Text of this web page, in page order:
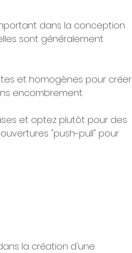
dans la conception
sont généralement
et homogènes pour créer
encombrement.
et optez plutôt pour des
"push-pull" pour
la création d'une